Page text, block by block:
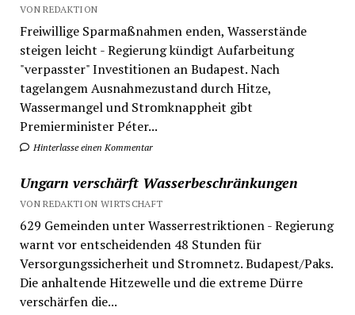
VON REDAKTION
Freiwillige Sparmaßnahmen enden, Wasserstände
steigen leicht - Regierung kündigt Aufarbeitung
"verpasster" Investitionen an Budapest. Nach
tagelangem Ausnahmezustand durch Hitze,
Wassermangel und Stromknappheit gibt
Premierminister Péter...
Hinterlasse einen Kommentar
Ungarn verschärft Wasserbeschränkungen
VON REDAKTION WIRTSCHAFT
629 Gemeinden unter Wasserrestriktionen - Regierung
warnt vor entscheidenden 48 Stunden für
Versorgungssicherheit und Stromnetz. Budapest/Paks.
Die anhaltende Hitzewelle und die extreme Dürre
verschärfen die...